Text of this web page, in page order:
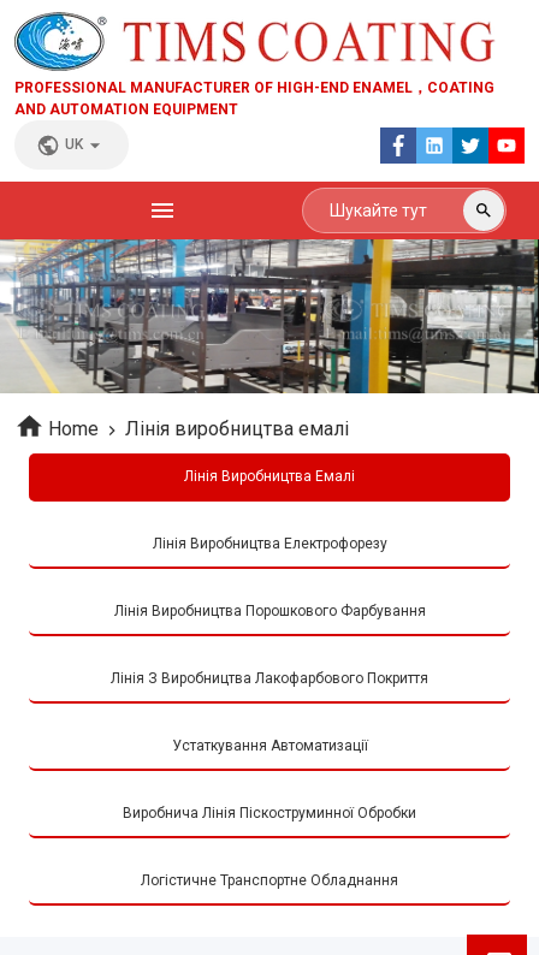
PROFESSIONAL MANUFACTURER OF HIGH-END ENAMEL，COATING
AND AUTOMATION EQUIPMENT
UK
Home Лінія виробництва емалі
Лінія Виробництва Емалі
Лінія Виробництва Електрофорезу
Лінія Виробництва Порошкового Фарбування
Лінія З Виробництва Лакофарбового Покриття
Устаткування Автоматизації
Виробнича Лінія Піскоструминної Обробки
Логістичне Транспортне Обладнання